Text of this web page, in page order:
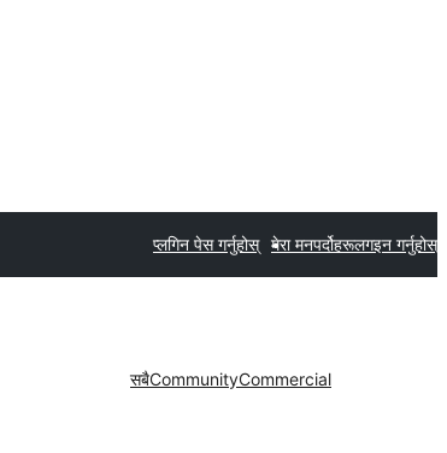
प्लगिन पेस गर्नुहोस् मेरा मनपर्दोहरूलगइन गर्नुहोस्
सबैCommunityCommercial